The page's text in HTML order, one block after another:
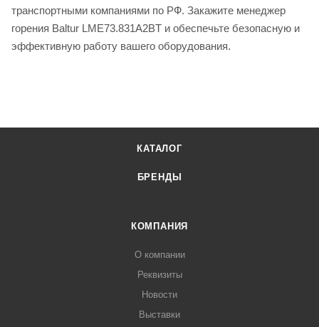
транспортными компаниями по РФ. Закажите менеджер
горения Baltur LME73.831A2BT и обеспечьте безопасную и
эффективную работу вашего оборудования.
КАТАЛОГ
БРЕНДЫ
КОМПАНИЯ
О компании
Реквизиты
Новости
Выставки